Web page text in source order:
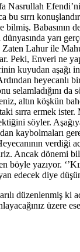
Nasrullah
bu sırrı
Babasının
yarı
Lahur ile
Peki, Enveri ne
kuyudan aşağı
heyecanlı
selamladığını
altın köşkün
sırra ermek
söyler.
kaybolmaları
Ancak dönemi
böyle yazıyor.
edecek diye
düzenlenmiş
üzere